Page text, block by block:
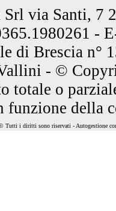
via Santi, 7
-
di Brescia n°
- ©
totale o
funzione della
Tutti i diritti sono riservati - Autogestione